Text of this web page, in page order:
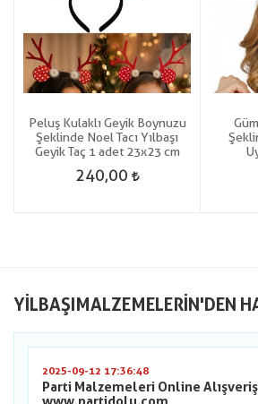
Peluş Kulaklı Geyik Boynuzu
Şeklinde Noel Tacı Yılbaşı
Geyik Taç 1 adet 23x23 cm
240,00
YILBAŞIMALZEMELERIN'DEN
2025-09-12 17:36:48
Parti Malzemeleri Online